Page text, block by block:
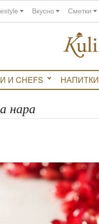
Вкусно Сметки
И CHEFS НАПИТКИ
нара